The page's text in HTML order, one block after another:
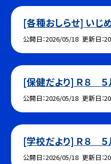
[各種おしらせ] いじ
公開日 2026/05/18 更新日
[保健だより] Ｒ８ ５
公開日 2026/05/18 更新日
[学校だより] Ｒ８ ５
公開日 2026/05/18 更新日